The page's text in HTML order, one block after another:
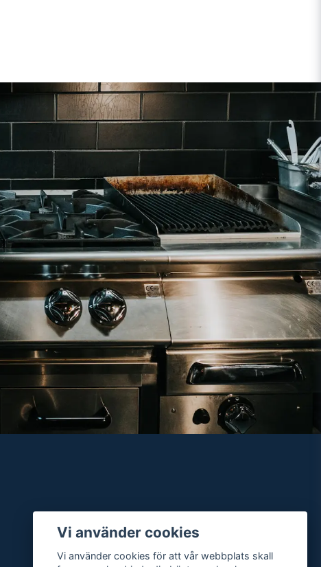
Vi använder cookies
Vi använder cookies för att vår webbplats skall